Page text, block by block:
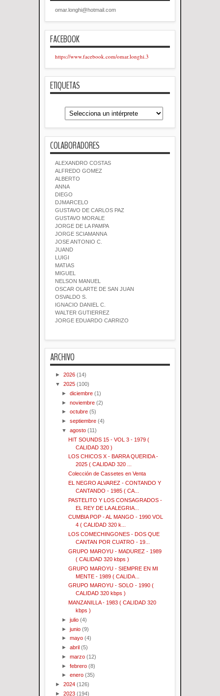
omar.longhi@hotmail.com
FACEBOOK
https://www.facebook.com/omar.longhi.3
ETIQUETAS
COLABORADORES
ALEXANDRO COSTAS
ALFREDO GOMEZ
ALBERTO
ANNA
DIEGO
DJMARCELO
GUSTAVO DE CARLOS PAZ
GUSTAVO MORALE
JORGE DE LA PAMPA
JORGE SCIAMANNA
JOSE ANTONIO C.
JUAND
LUIGI
MATIAS
MIGUEL
NELSON MANUEL
OSCAR OLARTE DE SAN JUAN
OSVALDO S.
IGNACIO DANIEL C.
WALTER GUTIERREZ
JORGE EDUARDO CARRIZO
ARCHIVO
► 2026 (14)
▼ 2025 (100)
►diciembre (1)
►noviembre (2)
►octubre (5)
►septiembre (4)
▼agosto (11)
HIT SOUNDS 15 - VOL 3 - 1979 (
CALIDAD 320 )
LOS CHICOS X - BARRA QUERIDA -
2025 ( CALIDAD 320 ...
Colección de Cassetes en Venta
EL NEGRO ALVAREZ - CONTANDO Y
CANTANDO - 1985 ( CA...
PASTELITO Y LOS CONSAGRADOS -
EL REY DE LA ALEGRIA...
CUMBIA POP - AL MANGO - 1990 VOL
4 ( CALIDAD 320 k...
LOS COMECHINGONES - DOS QUE
CANTAN POR CUATRO - 19...
GRUPO MAROYU - MADUREZ - 1989
( CALIDAD 320 kbps )
GRUPO MAROYU - SIEMPRE EN MI
MENTE - 1989 ( CALIDA...
GRUPO MAROYU - SOLO - 1990 (
CALIDAD 320 kbps )
MANZANILLA - 1983 ( CALIDAD 320
kbps )
►julio (4)
►junio (9)
►mayo (4)
►abril (5)
►marzo (12)
►febrero (8)
►enero (35)
► 2024 (126)
► 2023 (194)